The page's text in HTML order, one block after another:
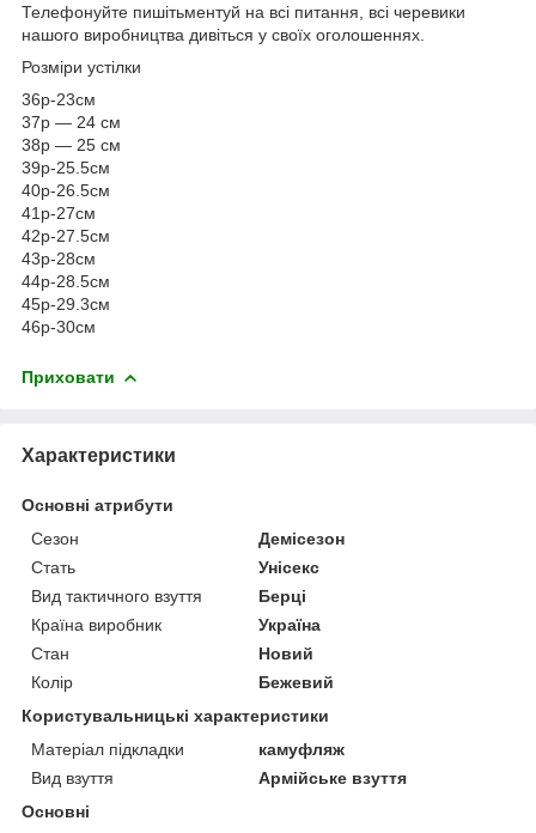
Телефонуйте пишітьментуй на всі питання, всі черевики
нашого виробництва дивіться у своїх оголошеннях.
Розміри устілки
36р-23см
37р — 24 см
38р — 25 см
39р-25.5см
40р-26.5см
41р-27см
42р-27.5см
43р-28см
44р-28.5см
45р-29.3см
46р-30см
Приховати
Характеристики
Основні атрибути
Сезон
Демісезон
Стать
Унісекс
Вид тактичного взуття
Берці
Країна виробник
Україна
Стан
Новий
Колір
Бежевий
Користувальницькі характеристики
Матеріал підкладки
камуфляж
Вид взуття
Армійське взуття
Основні